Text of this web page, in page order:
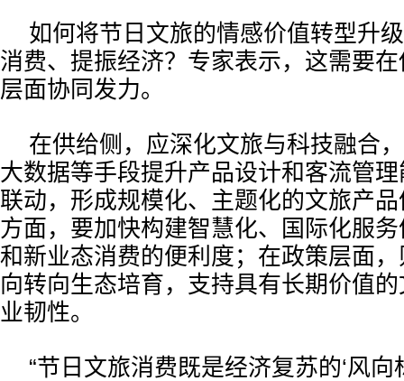
如何将节日文旅的情感价值转型升
消费、提振经济？专家表示，这需要
层面协同发力。
在供给侧，应深化文旅与科技融合
大数据等手段提升产品设计和客流管
联动，形成规模化、主题化的文旅产
方面，要加快构建智慧化、国际化服
和新业态消费的便利度；在政策层面
向转向生态培育，支持具有长期价值
业韧性。
“节日文旅消费既是经济复苏的‘风向